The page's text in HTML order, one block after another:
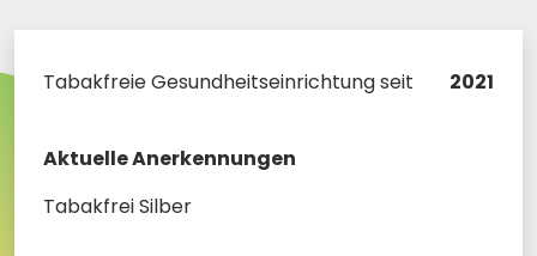
Tabakfreie Gesundheitseinrichtung seit 2021
Aktuelle Anerkennungen
Tabakfrei Silber